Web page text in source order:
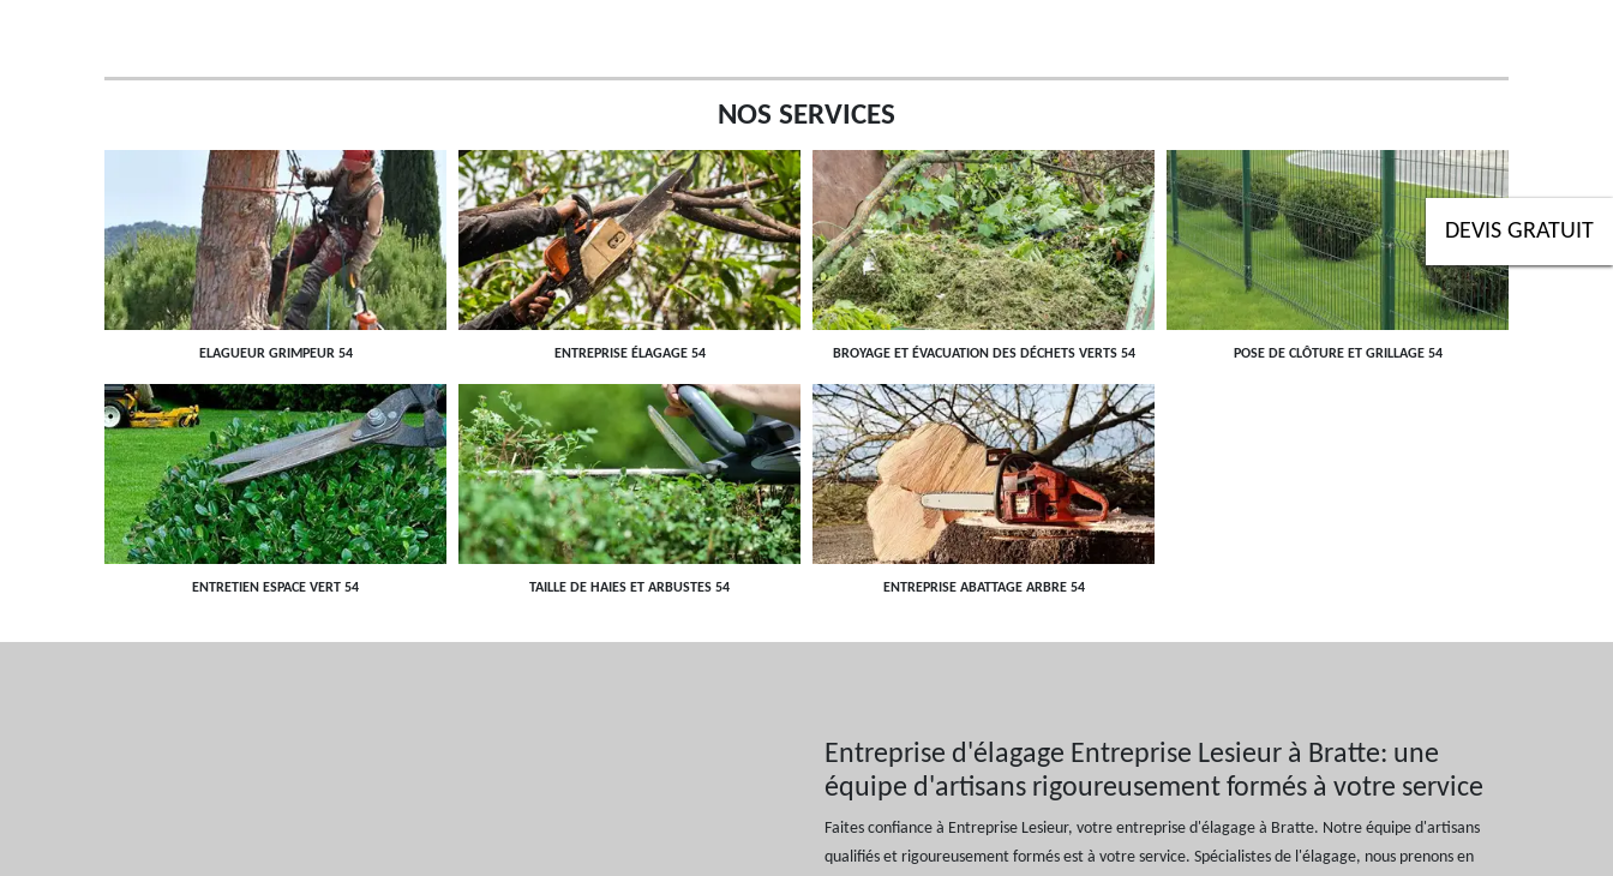
DEVIS GRATUIT
NOS SERVICES
ELAGUEUR GRIMPEUR 54 ENTREPRISE ÉLAGAGE 54 BROYAGE ET ÉVACUATION DES DÉCHETS VERTS 54 POSE DE CLÔTURE ET GRILLAGE 54
ENTRETIEN ESPACE VERT 54 TAILLE DE HAIES ET ARBUSTES 54 ENTREPRISE ABATTAGE ARBRE 54
Entreprise d'élagage Entreprise Lesieur à Bratte: une
équipe d'artisans rigoureusement formés à votre service
Faites confiance à Entreprise Lesieur, votre entreprise d'élagage à Bratte. Notre équipe d'artisans
qualifiés et rigoureusement formés est à votre service. Spécialistes de l'élagage, nous prenons en